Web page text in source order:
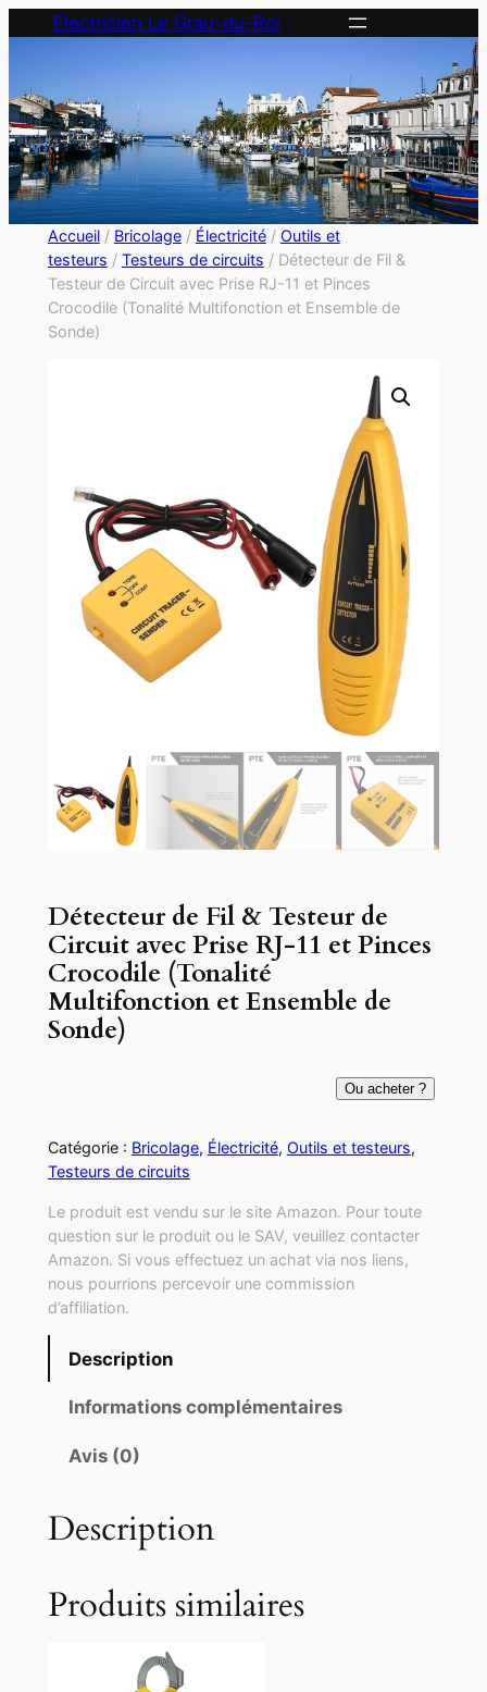
Electricien Le Grau-du-Roi
Accueil/ Bricolage/ Électricité/ Outils et
testeurs / Testeurs de circuits / Détecteur de Fil &
Testeur de Circuit avec Prise RJ-11 et Pinces
Crocodile (Tonalité Multifonction et Ensemble de
Sonde)
Détecteur de Fil & Testeur de
Circuit avec Prise RJ-11 et Pinces
Crocodile (Tonalité
Multifonction et Ensemble de
Sonde)
Ou acheter ?
Catégorie : Bricolage, Électricité, Outils et testeurs
Testeurs de circuits
Le produit est vendu sur le site Amazon. Pour toute
question sur le produit ou le SAV, veuillez contacter
Amazon. Si vous effectuez un achat via nos liens,
nous pourrions percevoir une commission
d’affiliation.
Description
Informations complémentaires
Avis (0)
Description
Produits similaires